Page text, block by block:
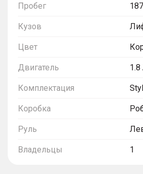
Пробег
Кузов
Цвет
Двигатель 1.8
Комплектация
Коробка
Руль
Владельцы 1